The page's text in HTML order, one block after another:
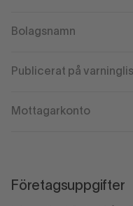
Bolagsnamn
Publicerat på
Mottagarkonto
Företagsuppgifter